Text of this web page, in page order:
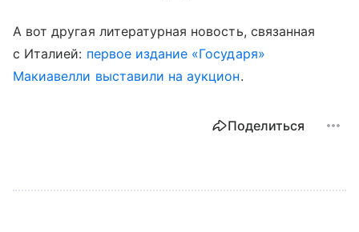
А вот другая литературная новость, связанная
с Италией: первое издание «Государя»
Макиавелли выставили на аукцион.
Поделиться